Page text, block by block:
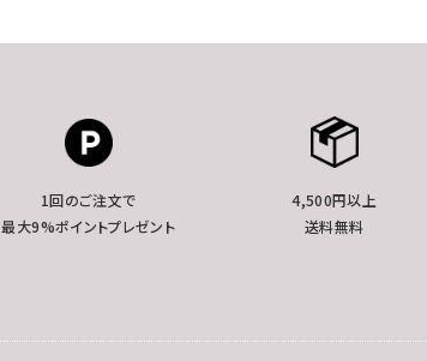
1回のご注文で
最大9%ポイントプレゼント
4,500円以上
送料無料